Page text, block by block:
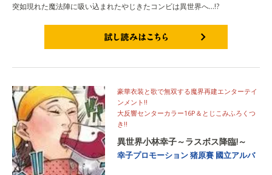
突如現れた魔法陣に吸い込まれたやじきたコンビは異世界へ…!?
豪華衣装と歌で無双する魔界再建エンターテイ
ンメント!!
大反響センターカラー16P＆とじこみふろくつ
き!!
異世界小林幸子～ラスボス降臨!～
幸子プロモーション猪原賽 國立アルバ